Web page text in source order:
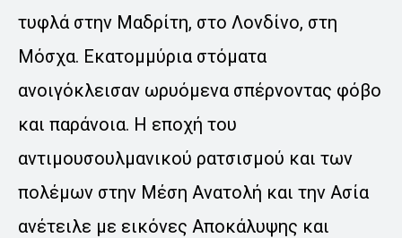
τυφλά στην Μαδρίτη, στο Λονδίνο, στη
Μόσχα. Εκατομμύρια στόματα
ανοιγόκλεισαν ωρυόμενα σπέρνοντας φόβο
και παράνοια. Η εποχή του
αντιμουσουλμανικού ρατσισμού και των
πολέμων στην Μέση Ανατολή και την Ασία
ανέτειλε με εικόνες Αποκάλυψης και